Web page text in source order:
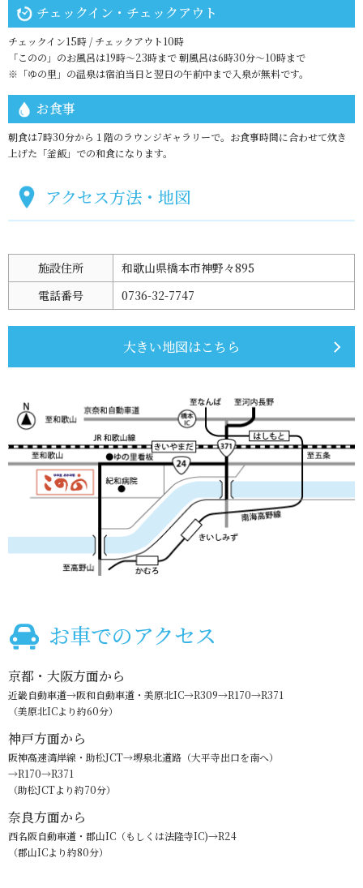
チェックイン・チェックアウト
チェックイン15時 / チェックアウト10時
「このの」のお風呂は19時～23時まで 朝風呂は6時30分～10時まで
※「ゆの里」の温泉は宿泊当日と翌日の午前中まで入泉が無料です。
お食事
朝食は7時30分から１階のラウンジギャラリーで。お食事時間に合わせて炊き
上げた「釜飯」での和食になります。
アクセス方法・地図
施設住所
和歌山県橋本市神野々895
電話番号
0736-32-7747
大きい地図はこちら
お車でのアクセス
京都・大阪方面から
近畿自動車道→阪和自動車道・美原北IC→R309→R170→R371
（美原北ICより約60分）
神戸方面から
阪神高速湾岸線・助松JCT→堺泉北道路（大平寺出口を南へ）
→R170→R371
（助松JCTより約70分）
奈良方面から
西名阪自動車道・郡山IC（もしくは法隆寺IC)→R24
（郡山ICより約80分）